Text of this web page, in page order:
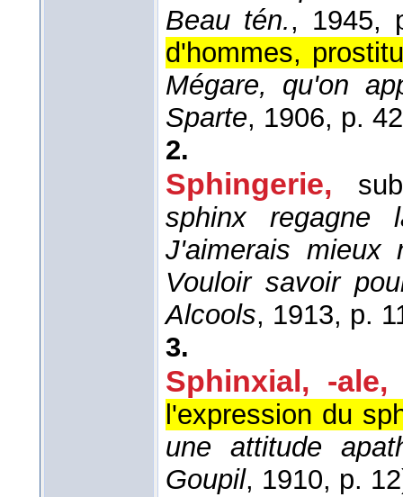
Beau tén., 1945,
d'hommes,
Mégare, qu'on
Sparte, 1906, p.
2.
Sphingerie,
sphinx
J'aimerais mieux
Vouloir savoir
Alcools, 1913, p.
3.
Sphinxial, -ale,
l'expression du
une attitude
Goupil, 1910, p.